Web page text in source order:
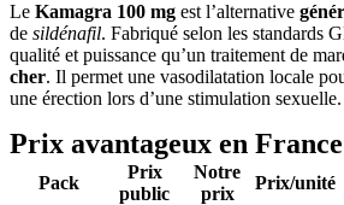
Le Kamagra 100 mg est l’alternative
de sildénafil. Fabriqué selon les standards
qualité et puissance qu’un traitement de
cher. Il permet une vasodilatation locale
une érection lors d’une stimulation sexuelle.
Prix avantageux en France
Pack
Prix
public
Notre
prix
Prix/unité